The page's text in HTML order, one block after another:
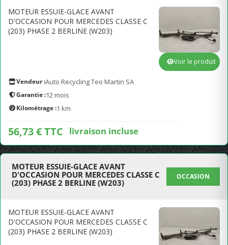
MOTEUR ESSUIE-GLACE AVANT
D'OCCASION POUR MERCEDES CLASSE C
(203) PHASE 2 BERLINE (W203)
Vendeur :Auto Recycling Teo Martin SA
Garantie :12 mois
Kilométrage :1 km
56,73 € TTC livraison incluse
Voir le produit
MOTEUR ESSUIE-GLACE AVANT
D'OCCASION POUR MERCEDES CLASSE C
(203) PHASE 2 BERLINE (W203)
OCCASION
MOTEUR ESSUIE-GLACE AVANT
D'OCCASION POUR MERCEDES CLASSE C
(203) PHASE 2 BERLINE (W203)